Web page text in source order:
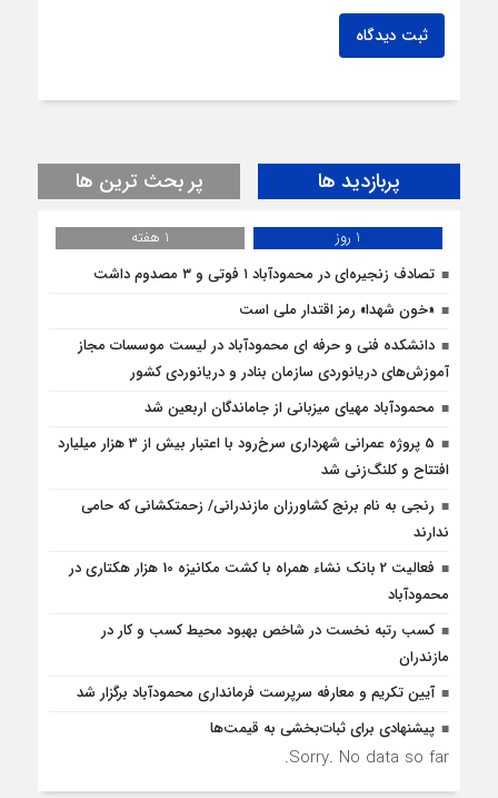
ثبت دیدگاه
پربازدید ها پر بحث ترین ها
1 روز
1 هفته
تصادف زنجیره‌ای در محمودآباد ۱ فوتی و ۳ مصدوم داشت
«خون شهدا» رمز اقتدار ملی است
دانشکده فنی و حرفه ای محمودآباد در لیست موسسات مجاز
آموزش‌های دریانوردی سازمان بنادر و دریانوردی کشور
محمودآباد مهیای میزبانی از جاماندگان اربعین شد
5 پروژه‌ عمرانی شهرداری سرخ‌رود با اعتبار بیش از 3 هزار میلیارد
افتتاح و کلنگ‌زنی شد
رنجی به نام برنج کشاورزان مازندرانی/ زحمتکشانی که حامی
ندارند
فعالیت 2 بانک نشاء همراه با کشت مکانیزه 10 هزار هکتاری در
محمودآباد
کسب رتبه نخست در شاخص بهبود محیط کسب و کار در
مازندران
آیین تکریم و معارفه سرپرست فرمانداری محمودآباد برگزار شد
پیشنهادی برای ثبات‌بخشی به قیمت‌ها
Sorry. No data so far.